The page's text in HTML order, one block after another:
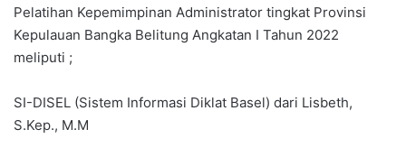
Pelatihan Kepemimpinan Administrator tingkat Provinsi
Kepulauan Bangka Belitung Angkatan I Tahun 2022
meliputi ;
SI-DISEL (Sistem Informasi Diklat Basel) dari Lisbeth,
S.Kep., M.M